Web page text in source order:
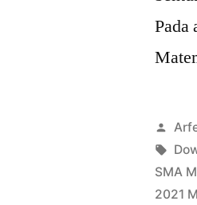
Pada
by
SMA
2021